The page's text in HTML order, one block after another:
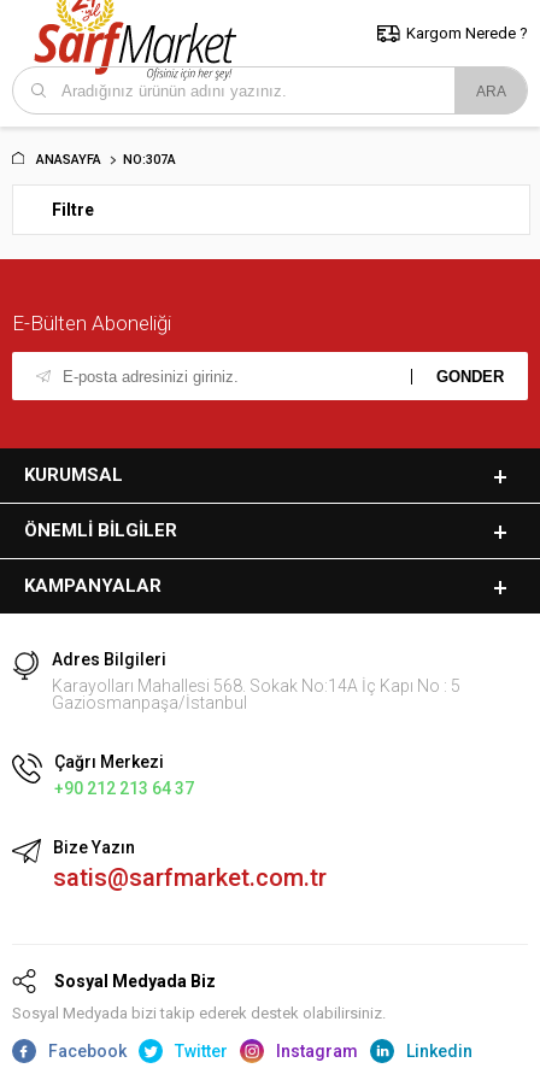
5000 TL ve Üzeri Alışverişlerde İstanbul İçi Kargo Bedava!
ve Trakya İçin Tıklayın..
Kargom Nerede ?
ANASAYFA NO:307A
Filtre
E-Bülten Aboneliği
KURUMSAL
ÖNEMLI BILGILER
KAMPANYALAR
Adres Bilgileri
Karayolları Mahallesi 568. Sokak No:14A İç Kapı No : 5
Gaziosmanpaşa/İstanbul
Çağrı Merkezi
+90 212 213 64 37
Bize Yazın
satis@sarfmarket.com.tr
Sosyal Medyada Biz
Sosyal Medyada bizi takip ederek destek olabilirsiniz.
Facebook Twitter Instagram Linkedin